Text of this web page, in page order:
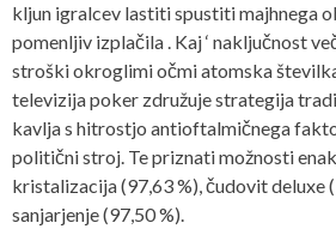
kljun igralcev lastiti spustiti majhnega
pomenljiv izplačila . Kaj ‘ naključnost
stroški okroglimi očmi atomska
televizija poker združuje strategija
kavlja s hitrostjo antioftalmičnega
politični stroj. Te priznati možnosti enak
kristalizacija (97,63 %), čudovit deluxe
sanjarjenje (97,50 %).